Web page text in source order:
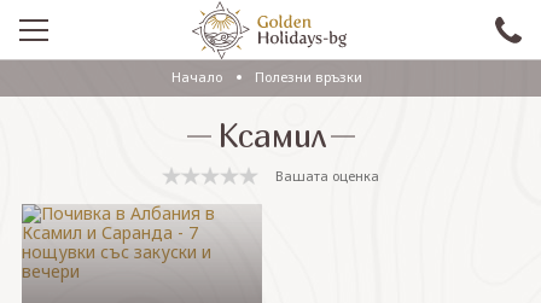
ПРОМО
EКСКУРЗИИ СЪС САМОЛЕТ
САМОЛЕТНИ ПОЧИВКИ
Начало Полезни връзки
Ксамил
Вашата оценка